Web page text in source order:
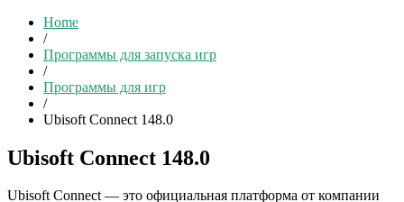
Home
/
Программы для запуска игр
/
Программы для игр
/
Ubisoft Connect 148.0
Ubisoft Connect 148.0
Ubisoft Connect — это официальная платформа от компании